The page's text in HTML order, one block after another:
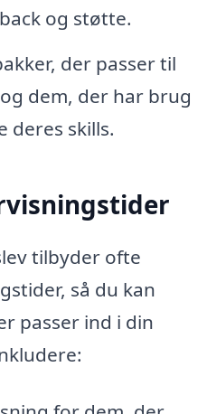
og støtte.
der passer til
dem, der har brug
deres skills.
tilbyder ofte
så du kan
passer ind i din